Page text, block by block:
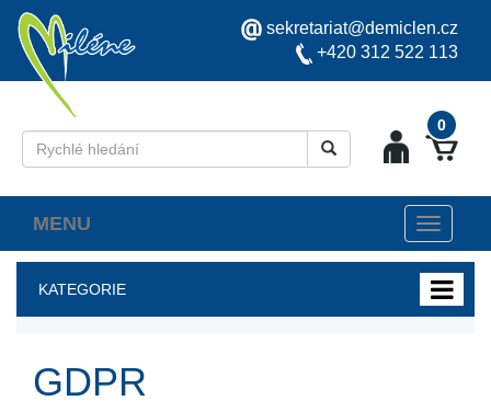
sekretariat@demiclen.cz
+420 312 522 113
0
Toggle
MENU
KATEGORIE
GDPR